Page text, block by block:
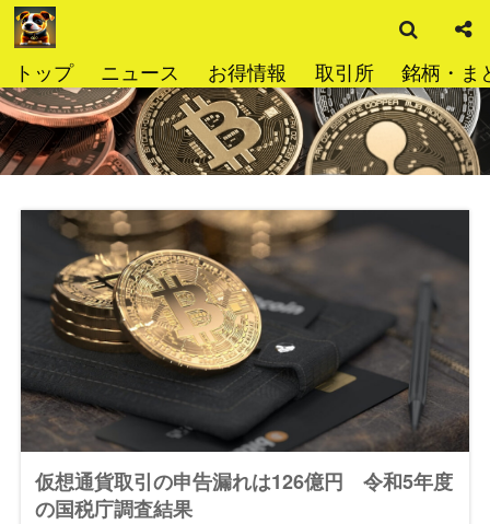
コ
ン
ン
ツ
へ
ス
トップ ニュース お得情報 取引所 銘柄・ま
索
仮想通貨取引の申告漏れは126億円 令和5年度
の国税庁調査結果